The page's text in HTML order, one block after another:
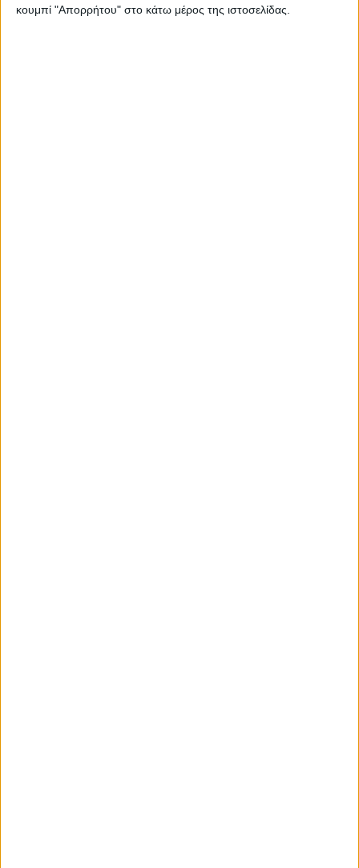
κουμπί "Απορρήτου" στο κάτω μέρος της ιστοσελίδας.
Επισημαίνεται ότι στο πλαίσιο αυτό, η